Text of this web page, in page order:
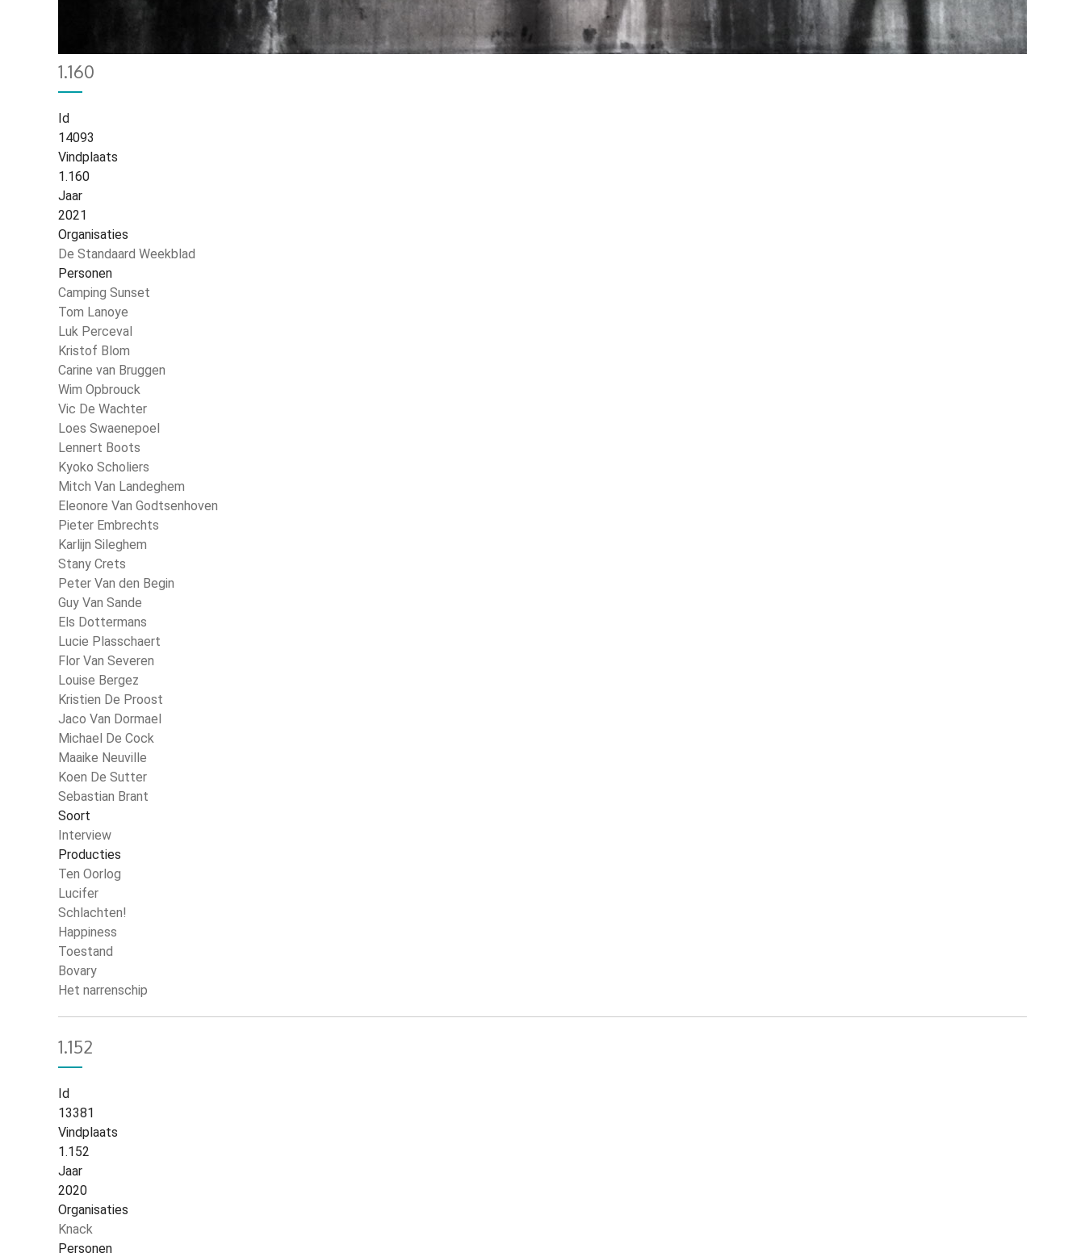
Kruimelpad
1.160
Id
14093
Vindplaats
1.160
Jaar
2021
Organisaties
De Standaard Weekblad
Personen
Camping Sunset
Tom Lanoye
Luk Perceval
Kristof Blom
Carine van Bruggen
Wim Opbrouck
Vic De Wachter
Loes Swaenepoel
Lennert Boots
Kyoko Scholiers
Mitch Van Landeghem
Eleonore Van Godtsenhoven
Pieter Embrechts
Karlijn Sileghem
Stany Crets
Peter Van den Begin
Guy Van Sande
Els Dottermans
Lucie Plasschaert
Flor Van Severen
Louise Bergez
Kristien De Proost
Jaco Van Dormael
Michael De Cock
Maaike Neuville
Koen De Sutter
Sebastian Brant
Soort
Interview
Producties
Ten Oorlog
Lucifer
Schlachten!
Happiness
Toestand
Bovary
Het narrenschip
1.152
Id
13381
Vindplaats
1.152
Jaar
2020
Organisaties
Knack
Personen